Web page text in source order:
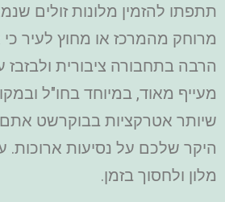
תתפתו להזמין מלונות זולים
מרוחק מהמרכז או מחוץ לעיר
הרבה בתחבורה ציבורית ולבזבז
מעייף מאוד, במיוחד בחו"ל
שיותר אטרקציות בבוקרשט
היקר שלכם על נסיעות ארוכות.
מלון ולחסוך בזמן.